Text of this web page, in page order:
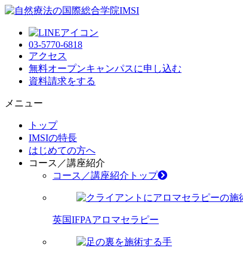
03-5770-6818
アクセス
無料オープンキャンパスに申し込む
資料請求をする
メニュー
トップ
IMSIの特長
はじめての方へ
コース／講座紹介
コース／講座紹介トップ
英国IFPAアロマセラピー